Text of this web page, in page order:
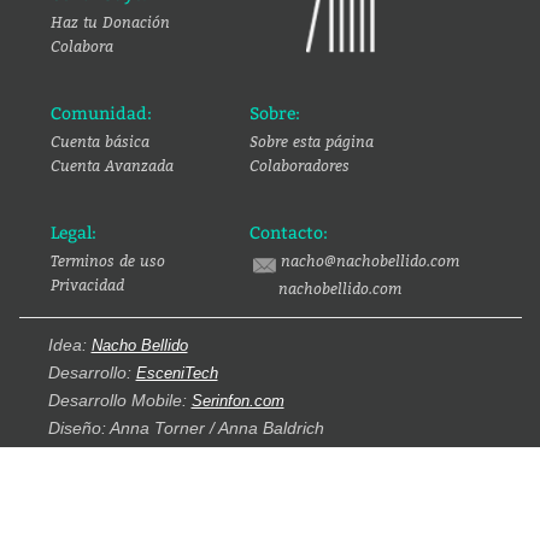
Haz tu Donación
Colabora
Comunidad:
Cuenta básica
Cuenta Avanzada
Sobre:
Sobre esta página
Colaboradores
Legal:
Terminos de uso
Privacidad
Contacto:
nacho@nachobellido.com
nachobellido.com
Idea: Nacho Bellido
Desarrollo: EsceniTech
Desarrollo Mobile: Serinfon.com
Diseño: Anna Torner / Anna Baldrich